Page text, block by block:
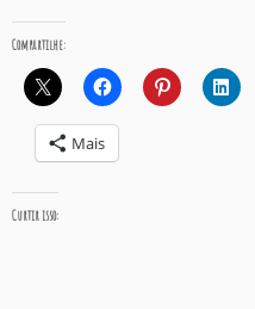
Compartilhe:
Mais
Curtir isso: